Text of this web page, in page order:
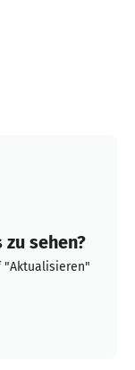
sehen?
"Aktualisieren"